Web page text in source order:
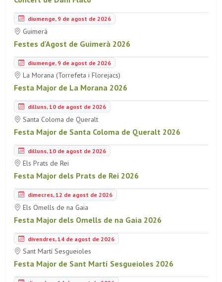
diumenge, 9 de agost de 2026
Guimerà
Festes d'Agost de Guimerà 2026
diumenge, 9 de agost de 2026
La Morana (Torrefeta i Florejacs)
Festa Major de La Morana 2026
dilluns, 10 de agost de 2026
Santa Coloma de Queralt
Festa Major de Santa Coloma de Queralt 2026
dilluns, 10 de agost de 2026
Els Prats de Rei
Festa Major dels Prats de Rei 2026
dimecres, 12 de agost de 2026
Els Omells de na Gaia
Festa Major dels Omells de na Gaia 2026
divendres, 14 de agost de 2026
Sant Martí Sesgueioles
Festa Major de Sant Martí Sesgueioles 2026